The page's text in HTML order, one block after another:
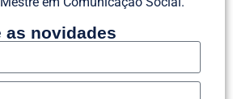
as novidades